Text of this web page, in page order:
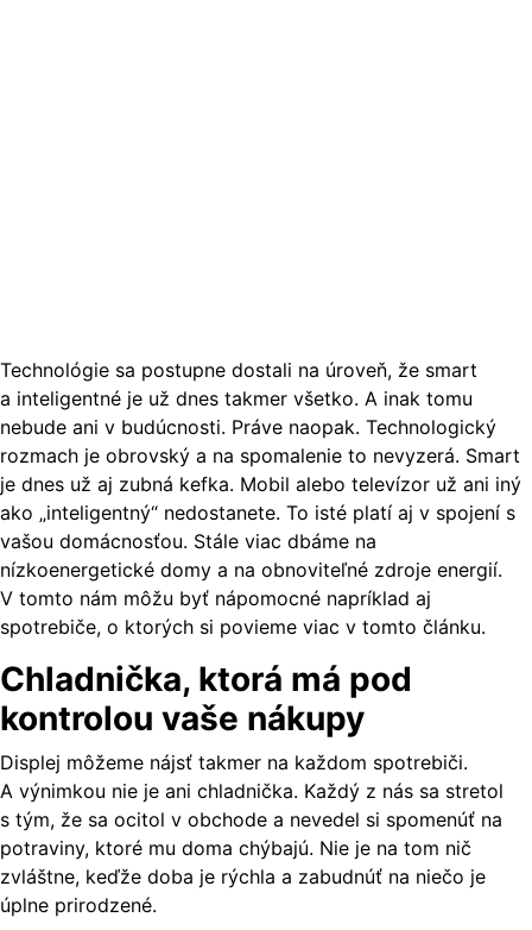
Technológie sa postupne dostali na úroveň, že smart
a inteligentné je už dnes takmer všetko. A inak tomu
nebude ani v budúcnosti. Práve naopak. Technologický
rozmach je obrovský a na spomalenie to nevyzerá. Smart
je dnes už aj zubná kefka. Mobil alebo televízor už ani iný
ako „inteligentný“ nedostanete. To isté platí aj v spojení s
vašou domácnosťou. Stále viac dbáme na
nízkoenergetické domy a na obnoviteľné zdroje energií.
V tomto nám môžu byť nápomocné napríklad aj
spotrebiče, o ktorých si povieme viac v tomto článku.
Chladnička, ktorá má pod
kontrolou vaše nákupy
Displej môžeme nájsť takmer na každom spotrebiči.
A výnimkou nie je ani chladnička. Každý z nás sa stretol
s tým, že sa ocitol v obchode a nevedel si spomenúť na
potraviny, ktoré mu doma chýbajú. Nie je na tom nič
zvláštne, keďže doba je rýchla a zabudnúť na niečo je
úplne prirodzené.